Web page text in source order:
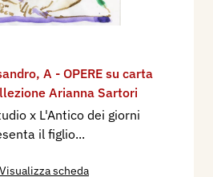
, A - OPERE su carta
Arianna Sartori
x L'Antico dei giorni
il figlio...
Visualizza scheda